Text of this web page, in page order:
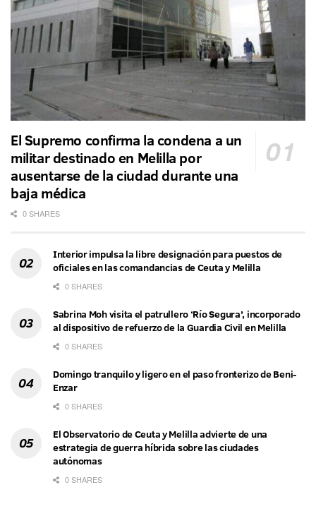
El Supremo confirma la condena a un
militar destinado en Melilla por
ausentarse de la ciudad durante una
baja médica
0 SHARES
Interior impulsa la libre designación para puestos de
oficiales en las comandancias de Ceuta y Melilla
0 SHARES
Sabrina Moh visita el patrullero ‘Río Segura’, incorporado
al dispositivo de refuerzo de la Guardia Civil en Melilla
0 SHARES
Domingo tranquilo y ligero en el paso fronterizo de Beni-
Enzar
0 SHARES
El Observatorio de Ceuta y Melilla advierte de una
estrategia de guerra híbrida sobre las ciudades
autónomas
0 SHARES